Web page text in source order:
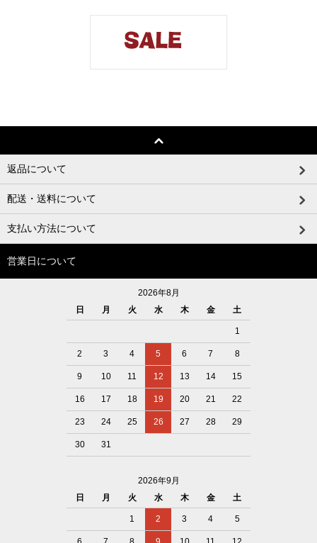
返品について
配送・送料について
支払い方法について
営業日について
2026年8月
日
月 火 水 木 金 土
1
2 3 4 5 6 7 8
9 10 11 12 13 14 15
16 17 18 19 20 21 22
23 24 25 26 27 28 29
30 31
2026年9月
日
月 火 水 木 金 土
1 2 3 4 5